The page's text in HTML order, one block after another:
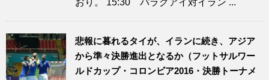
おり。 15:30 パラグアイ対イラン ...
悲報に暮れるタイが、イランに続き、アジア
から準々決勝進出となるか（フットサルワー
ルドカップ・コロンビア2016・決勝トーナメ